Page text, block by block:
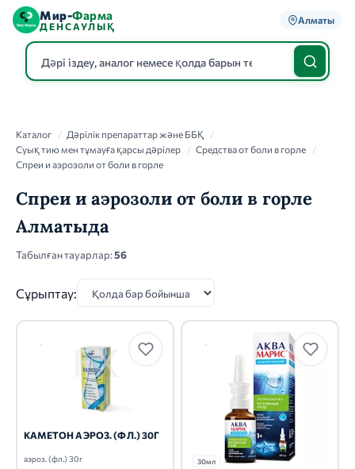
Мир-Фарма
ДЕНСАУЛЫҚ
Алматы
Каталог / Дәрілік препараттар және ББҚ
/
Суық тию мен тұмауға қарсы дәрілер
/ Средства от боли в горле
/
Спреи и аэрозоли от боли в горле
Спреи и аэрозоли от боли в горле
Алматыда
Табылған тауарлар:56
Сұрыптау:
КАМЕТОН АЭРОЗ. (ФЛ.) 30Г
аэроз. (фл.) 30г 30мл